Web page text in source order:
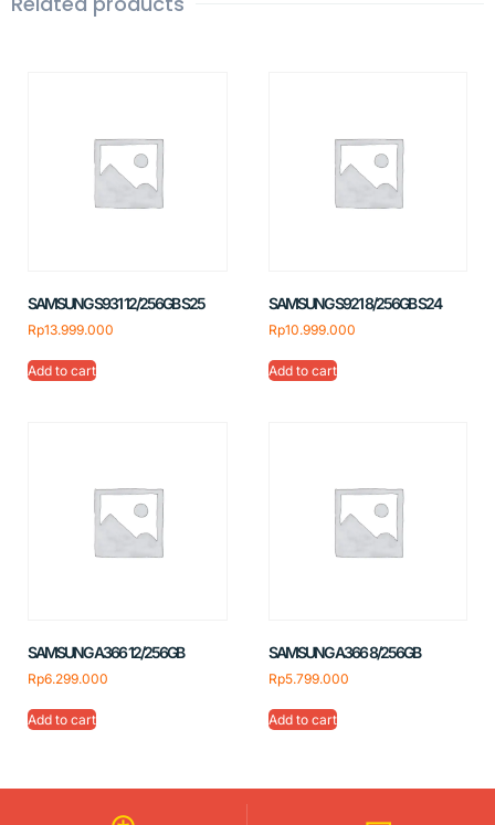
SAMSUNG S931 12/256GB S25
Rp13.999.000
Add to cart
SAMSUNG S921 8/256GB S24
Rp10.999.000
Add to cart
SAMSUNG A366 12/256GB
Rp6.299.000
Add to cart
SAMSUNG A366 8/256GB
Rp5.799.000
Add to cart